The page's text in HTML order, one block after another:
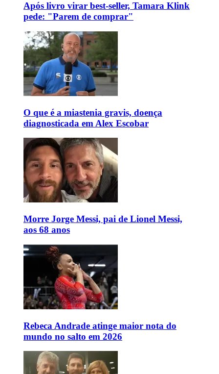
Após livro virar best-seller, Tamara Klink
pede: "Parem de comprar"
O que é a miastenia gravis, doença
diagnosticada em Alex Escobar
Morre Jorge Messi, pai de Lionel Messi,
aos 68 anos
Rebeca Andrade atinge maior nota do
mundo no salto em 2026